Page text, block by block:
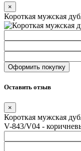
×
Короткая мужская
Оставить отзыв
×
Короткая мужская
V-843/V04 -